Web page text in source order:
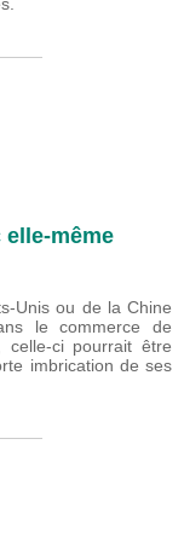
même
Unis ou de la Chine
le commerce de
celle-ci pourrait être
imbrication de ses